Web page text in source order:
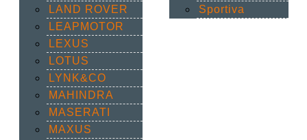
LAND ROVER
LEAPMOTOR
LEXUS
LOTUS
LYNK&CO
MAHINDRA
MASERATI
MAXUS
Sportiva